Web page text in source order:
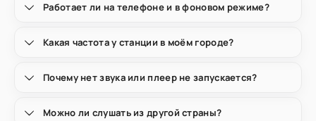
Работает ли на телефоне и в фоновом режиме?
Какая частота у станции в моём городе?
Почему нет звука или плеер не запускается?
Можно ли слушать из другой страны?